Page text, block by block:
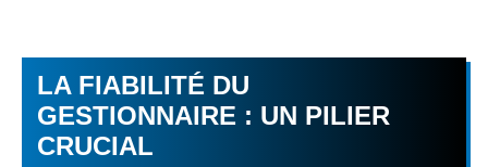
LA FIABILITÉ DU
GESTIONNAIRE : UN PILIER
CRUCIAL